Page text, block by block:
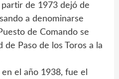
partir de 1973 dejó de
a denominarse
de Comando se
de Paso de los Toros a la
el año 1938, fue el